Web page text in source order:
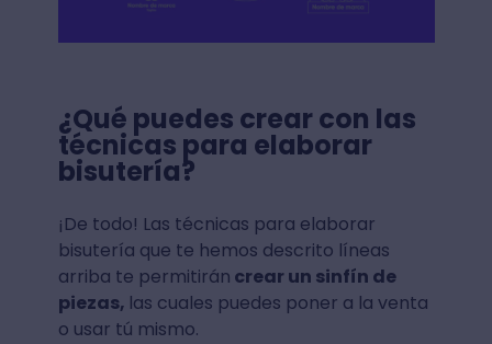
¿Qué puedes crear con las
técnicas para elaborar
bisutería?
¡De todo! Las técnicas para elaborar
bisutería que te hemos descrito líneas
arriba te permitirán crear un sinfín de
piezas, las cuales puedes poner a la venta
o usar tú mismo.